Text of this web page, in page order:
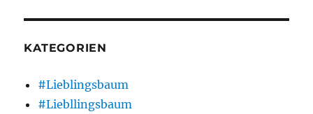
KATEGORIEN
#Lieblingsbaum
#Liebllingsbaum